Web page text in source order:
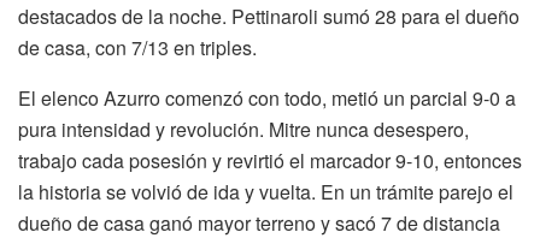
destacados de la noche. Pettinaroli sumó 28 para el dueño
de casa, con 7/13 en triples.
El elenco Azurro comenzó con todo, metió un parcial 9-0 a
pura intensidad y revolución. Mitre nunca desespero,
trabajo cada posesión y revirtió el marcador 9-10, entonces
la historia se volvió de ida y vuelta. En un trámite parejo el
dueño de casa ganó mayor terreno y sacó 7 de distancia